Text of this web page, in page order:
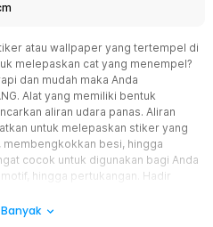
atau wallpaper yang tertempel di
melepaskan cat yang menempel?
dan mudah maka Anda
Alat yang memiliki bentuk
aliran udara panas. Aliran
untuk melepaskan stiker yang
besi, hingga
cocok untuk digunakan bagi Anda
hingga pertukangan. Hadir